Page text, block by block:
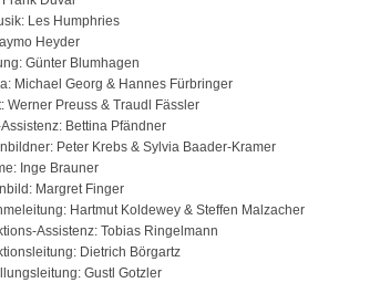
Les Humphries
Heyder
Günter Blumhagen
Michael Georg & Hannes Fürbringer
Werner Preuss & Traudl Fässler
Bettina Pfändner
Peter Krebs & Sylvia Baader-Kramer
Inge Brauner
Margret Finger
Hartmut Koldewey & Steffen Malzacher
Assistenz: Tobias Ringelmann
Dietrich Börgartz
Gustl Gotzler